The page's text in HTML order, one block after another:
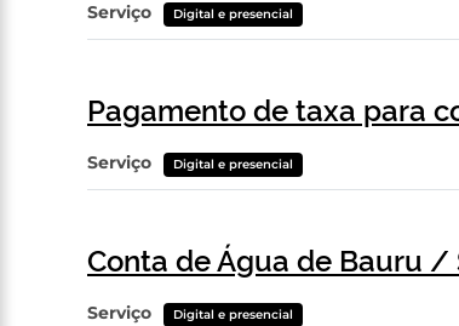
Serviço Digital e presencial
Pagamento de taxa para
Serviço Digital e presencial
Conta de Água de Bauru /
Serviço Digital e presencial